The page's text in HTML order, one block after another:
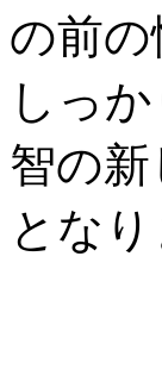
の前
しっ
智の
となり